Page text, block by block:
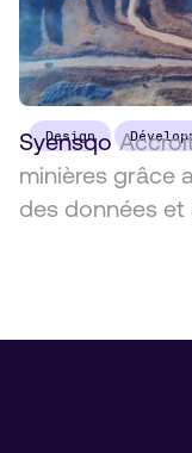
Design
Syensqo
minières grâce
des données et